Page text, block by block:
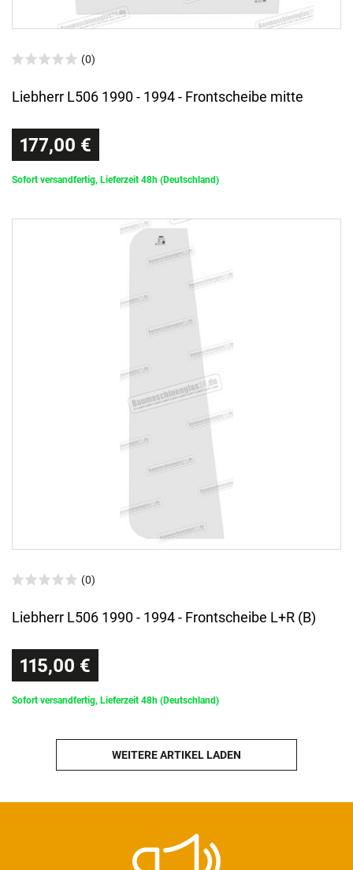
(0)
Liebherr L506 1990 - 1994 - Frontscheibe mitte
177,00 €
Sofort versandfertig, Lieferzeit 48h (Deutschland)
(0)
Liebherr L506 1990 - 1994 - Frontscheibe L+R (B)
115,00 €
Sofort versandfertig, Lieferzeit 48h (Deutschland)
WEITERE ARTIKEL LADEN